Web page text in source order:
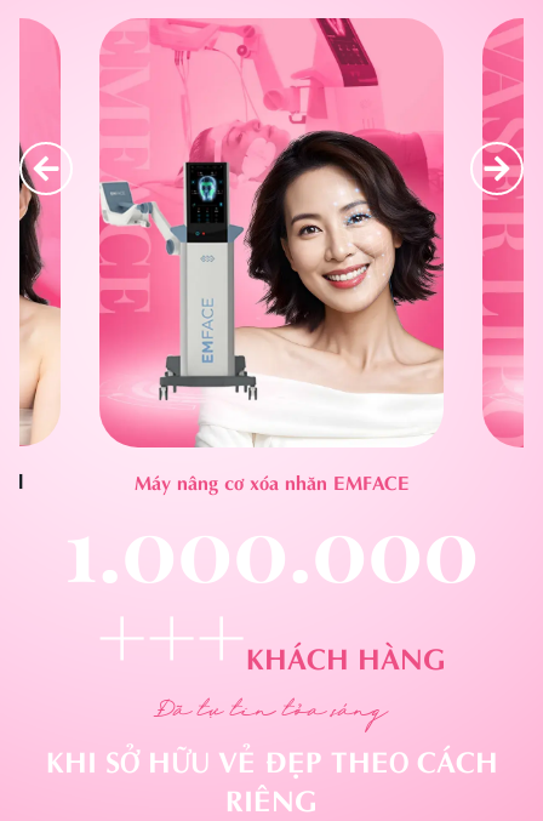
Máy hút mỡ Vaser Lipo
1.000.000
+++KHÁCH HÀNG
Đã tự tin tỏa sáng
KHI SỞ HỮU VẺ ĐẸP THEO CÁCH
RIÊNG